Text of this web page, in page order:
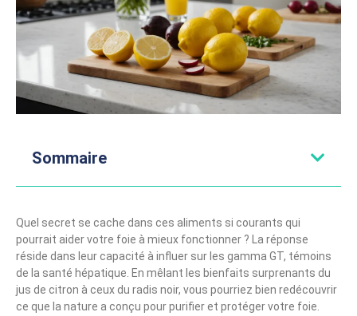
Sommaire
Quel secret se cache dans ces aliments si courants qui
pourrait aider votre foie à mieux fonctionner ? La réponse
réside dans leur capacité à influer sur les gamma GT, témoins
de la santé hépatique. En mêlant les bienfaits surprenants du
jus de citron à ceux du radis noir, vous pourriez bien redécouvrir
ce que la nature a conçu pour purifier et protéger votre foie.